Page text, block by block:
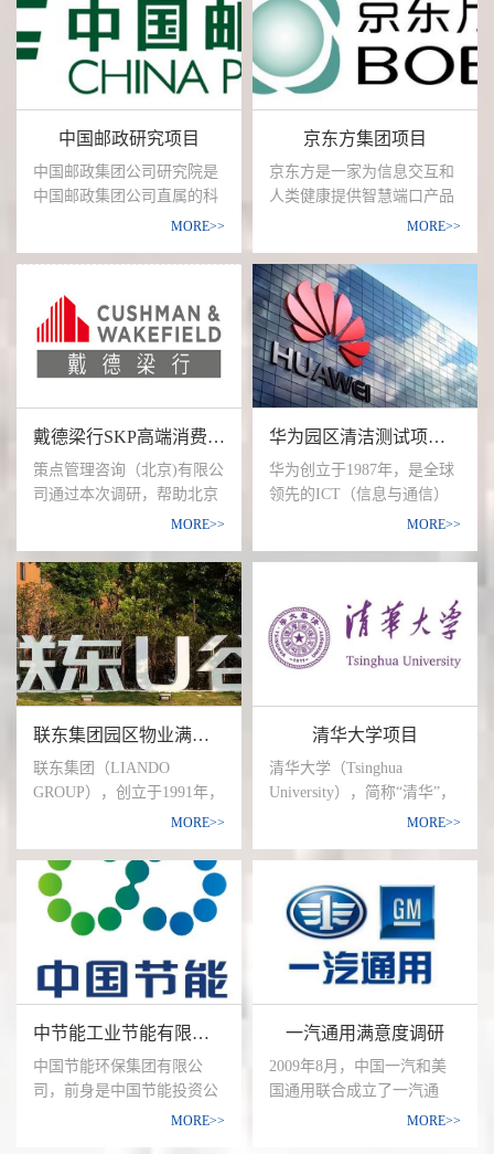
汽马自达车主、竞品品牌车
主对现有车型及4S 店的满意
情况及建议，以及品牌的信
赖度/关注度/推荐度等；通
者售后对软硬件的满意度情
况，了解车主的品牌黏合
度，挖掘车主的基本需求及
品品牌的品牌传达方式、差
措、灵活定制服务等具体情
中国邮政研究项目
中国邮政集团公司研究院是
中国邮政集团公司直属的科
技型企业，是中国邮政集团
团的改革发展。随着大数
据、人工智能等前沿科技的
深度应用和互联网的迅猛发
展，邮政集团也积极进行数
字化建设。通过大数据分析
现有资源现状，了解邮政网
点服务半径内消费者的消费
习惯，并挖掘潜在消费需
网点转型，实现邮政网点资
源平台化发展的最终目的。
MORE>>
京东方集团项目
京东方是一家为信息交互和
人类健康提供智慧端口产品
和专业服务的物联网公司 。
器件、智慧物联、智慧医
工。端口器件产品广泛应用
于手机、平板电脑、笔记本
电脑、显示器、电视、车
载、可穿戴设备等领域；智
慧物联为新零售、交通、金
域，搭建物联网平台，提供
“硬件产品+软件平台+场景
应用”整体解决方案；在智慧
为用户提供了全面的健康服
中国最具创新力企业榜”，
2019《财富》未来50强榜单
第34位。
MORE>>
戴德梁行SKP高端消费者需求研究项目
策点管理咨询（北京)有限公
司通过本次调研，帮助北京
戴德梁行物业管理有限公司
对当地高端商场的需求及购
物偏好等内容的数据支持，
并通过分析使项目方了解成
都地区高端消费者，针对商
场的消费力、业态偏好、购
物行为消费细分偏好、非购
偏好、消费习惯、消费理
念、消费满意度等大类进行
详细系统调查分析研究。为
了极佳的好评。
MORE>>
华为园区清洁测试项目（神秘客现场调研）
华为创立于1987年，是全球
领先的ICT（信息与通信）
基础设施和智能终端提供
每个人、每个家庭、每个组
界。目前华为约有19.4万员
工，业务遍及170多个国家
和地区，服务30多亿人口。
对企业本身具有重大的意
义。
MORE>>
联东集团园区物业满意度调查项目
联东集团（LIANDO
GROUP），创立于1991年，
是中国领先的产业园区专业
心品牌，致力于支持中国实
体经济发展，专注园区产业
运营、服务中小制造企业，
已在全国 40 多个城市投资
运营产业园区超过210个，
引进制造业企业和科技型企
更好的发展，更好的提升客
户忠诚度，联东集团委托策
点管理咨询（北京)有限公司
MORE>>
清华大学项目
清华大学（Tsinghua
University），简称“清华”，
是中华人民共和国教育部直
列国家“双一流”A类、“985
工程”、“211工程”，入选
“2011计划”、“珠峰计划”、
“强基计划”、“111计划”，为
九校联盟（C9）、松联盟、
中国大学校长联谊会、亚洲
盟、清华—剑桥—MIT低碳
大学联盟成员、中国高层次
人才培养和科学技术研究的
MORE>>
中节能工业节能有限公司集中供汽项目
中国节能环保集团有限公
司，前身是中国节能投资公
司，现为唯一一家主业为节
MORE>>
一汽通用满意度调研
2009年8月，中国一汽和美
国通用联合成立了一汽通
用，定位为“成为全球销量第
MORE>>